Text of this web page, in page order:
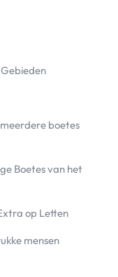
boetes
Boetes van het
op Letten
mensen